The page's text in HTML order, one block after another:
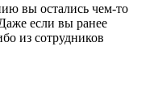
вы остались чем-то
если вы ранее
из сотрудников